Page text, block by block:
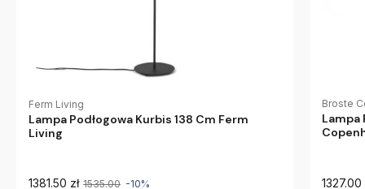
Ferm Living
Lampa Podłogowa Kurbis 138 Cm Ferm
Living
1381.50 zł 1535.00 -10%
Broste
Lampa
1327.00